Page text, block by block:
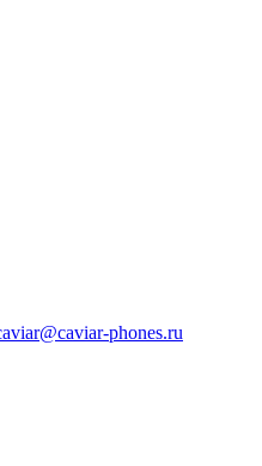
phones.ru